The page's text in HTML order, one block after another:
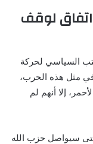
لوقف
السياسي لحركة
مثل هذه الحرب،
إلا أنهم لم
سيواصل حزب الله